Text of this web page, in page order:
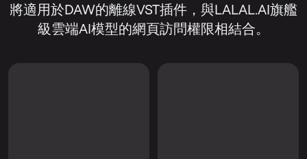
將適用於DAW的離線VST插件，與LALAL.AI旗艦
級雲端AI模型的網頁訪問權限相結合。